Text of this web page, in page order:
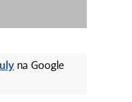
na Google